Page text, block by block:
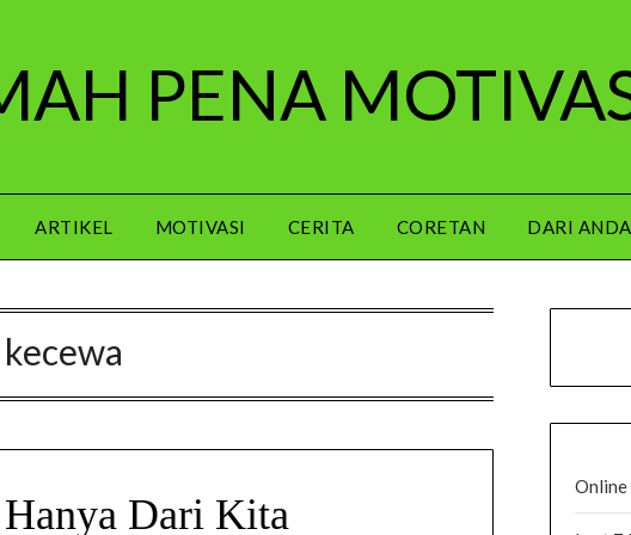
PENA
ARTIKEL MOTIVASI CERITA CORETAN DARI ANDA
kecewa
Dari Kita